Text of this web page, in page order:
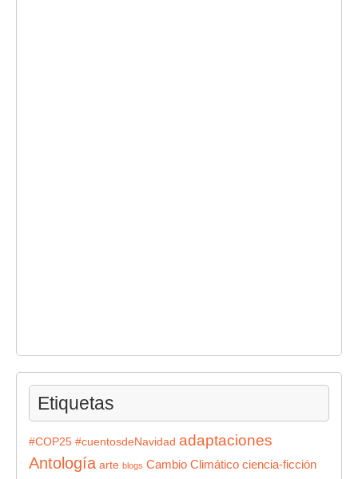
Etiquetas
#COP25 #cuentosdeNavidad adaptaciones
Antología arte blogs Cambio Climático ciencia-ficción